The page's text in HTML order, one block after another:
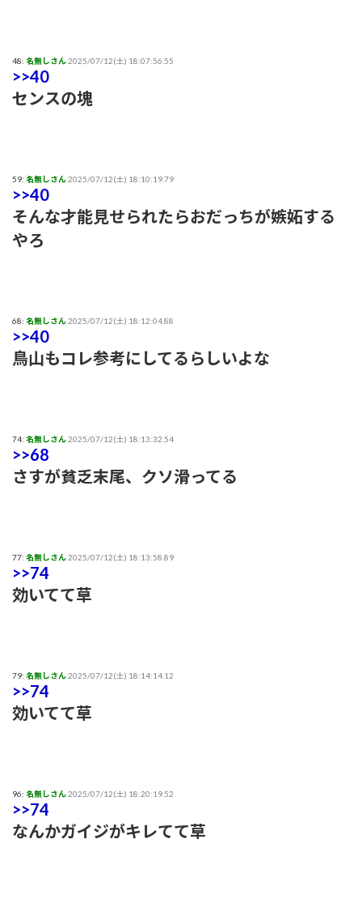
48: 名無しさん2025/07/12(土) 18:07:56.55
>>40
センスの塊
59: 名無しさん2025/07/12(土) 18:10:19.79
>>40
そんな才能見せられたらおだっちが嫉妬する
やろ
68: 名無しさん2025/07/12(土) 18:12:04.88
>>40
鳥山もコレ参考にしてるらしいよな
74: 名無しさん2025/07/12(土) 18:13:32.54
>>68
さすが貧乏末尾、クソ滑ってる
77: 名無しさん2025/07/12(土) 18:13:58.89
>>74
効いてて草
79: 名無しさん2025/07/12(土) 18:14:14.12
>>74
効いてて草
96: 名無しさん2025/07/12(土) 18:20:19.52
>>74
なんかガイジがキレてて草